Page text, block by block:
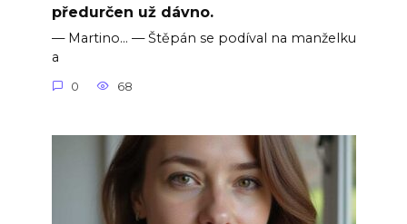
předurčen už dávno.
— Martino… — Štěpán se podíval na manželku
a
0 68